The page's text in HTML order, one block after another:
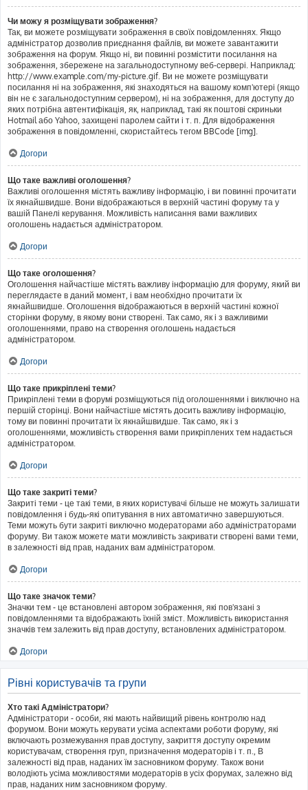
Чи можу я розміщувати зображення?
Так, ви можете розміщувати зображення в своїх повідомленнях. Якщо
адміністратор дозволив приєднання файлів, ви можете завантажити
зображення на форум. Якщо ні, ви повинні розмістити посилання на
зображення, збережене на загальнодоступному веб-сервері. Наприклад:
http://www.example.com/my-picture.gif. Ви не можете розміщувати
посилання ні на зображення, які знаходяться на вашому комп'ютері (якщо
він не є загальнодоступним сервером), ні на зображення, для доступу до
яких потрібна автентифікація, як, наприклад, такі як поштові скриньки
Hotmail або Yahoo, захищені паролем сайти і т. п. Для відображення
зображення в повідомленні, скористайтесь тегом BBCode [img].
Догори
Що таке важливі оголошення?
Важливі оголошення містять важливу інформацію, і ви повинні прочитати
їх якнайшвидше. Вони відображаються в верхній частині форуму та у
вашій Панелі керування. Можливість написання вами важливих
оголошень надається адміністратором.
Догори
Що таке оголошення?
Оголошення найчастіше містять важливу інформацію для форуму, який ви
переглядаєте в даний момент, і вам необхідно прочитати їх
якнайшвидше. Оголошення відображаються в верхній частині кожної
сторінки форуму, в якому вони створені. Так само, як і з важливими
оголошеннями, право на створення оголошень надається
адміністратором.
Догори
Що таке прикріплені теми?
Прикріплені теми в форумі розміщуються під оголошеннями і виключно на
першій сторінці. Вони найчастіше містять досить важливу інформацію,
тому ви повинні прочитати їх якнайшвидше. Так само, як і з
оголошеннями, можливість створення вами прикріплених тем надається
адміністратором.
Догори
Що таке закриті теми?
Закриті теми - це такі теми, в яких користувачі більше не можуть залишати
повідомлення і будь-які опитування в них автоматично завершуються.
Теми можуть бути закриті виключно модераторами або адміністраторами
форуму. Ви також можете мати можливість закривати створені вами теми,
в залежності від прав, наданих вам адміністратором.
Догори
Що таке значок теми?
Значки тем - це встановлені автором зображення, які пов'язані з
повідомленнями та відображають їхній зміст. Можливість використання
значків тем залежить від прав доступу, встановлених адміністратором.
Догори
Рівні користувачів та групи
Хто такі Адміністратори?
Адміністратори - особи, які мають найвищий рівень контролю над
форумом. Вони можуть керувати усіма аспектами роботи форуму, які
включають розмежування прав доступу, закриття доступу окремим
користувачам, створення груп, призначення модераторів і т. п., В
залежності від прав, наданих їм засновником форуму. Також вони
володіють усіма можливостями модераторів в усіх форумах, залежно від
прав, наданих ним засновником форуму.